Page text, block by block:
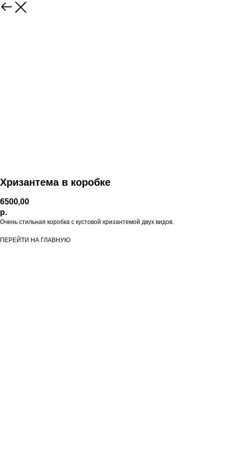
Хризантема в коробке
6500,00
р.
Очень стильная коробка с кустовой хризантемой двух видов.
ПЕРЕЙТИ НА ГЛАВНУЮ